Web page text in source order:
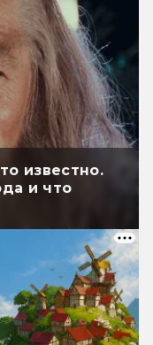
известно.
и что